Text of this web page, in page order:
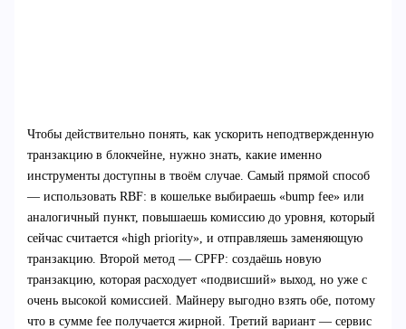
Чтобы действительно понять, как ускорить неподтвержденную
транзакцию в блокчейне, нужно знать, какие именно
инструменты доступны в твоём случае. Самый прямой способ
— использовать RBF: в кошельке выбираешь «bump fee» или
аналогичный пункт, повышаешь комиссию до уровня, который
сейчас считается «high priority», и отправляешь заменяющую
транзакцию. Второй метод — CPFP: создаёшь новую
транзакцию, которая расходует «подвисший» выход, но уже с
очень высокой комиссией. Майнеру выгодно взять обе, потому
что в сумме fee получается жирной. Третий вариант — сервис